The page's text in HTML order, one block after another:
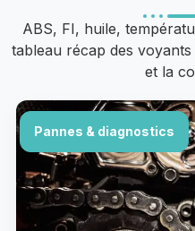
ABS, FI, huile,
tableau récap des
et la
Pannes & diagnostics